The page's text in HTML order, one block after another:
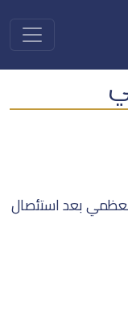
العظمي بعد استئصال